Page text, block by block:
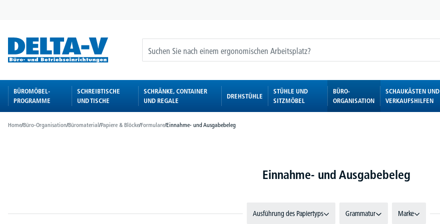
BÜROMÖBEL-
PROGRAMME
SCHREIBTISCHE
UND TISCHE
SCHRÄNKE, CONTAINER
UND REGALE
DREHSTÜHLE
STÜHLE UND
SITZMÖBEL
BÜRO-
ORGANISATION
SCHAUKÄSTEN UND
VERKAUFSHILFEN
Home/Büro-Organisation/Büromaterial/Papiere & Blöcke/Formulare/Einnahme- und Ausgabebeleg
Einnahme- und Ausgabebeleg
Ausführung des Papiertyps Grammatur Marke